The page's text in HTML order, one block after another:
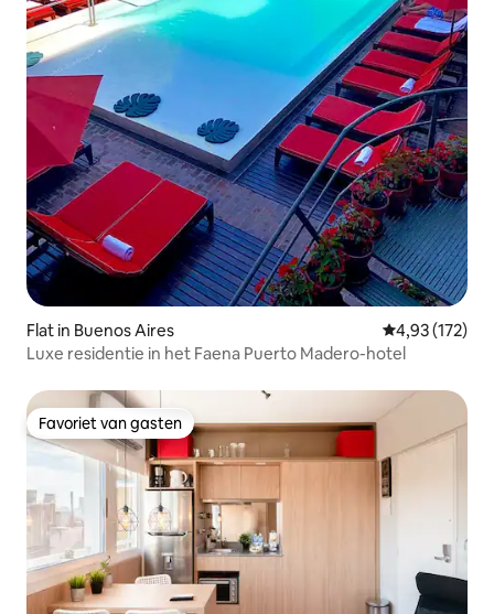
Flat in Buenos Aires Gemiddelde
4,93 (172)
Luxe residentie in het Faena Puerto Madero-hotel
Favoriet van gasten
Favoriet van gasten